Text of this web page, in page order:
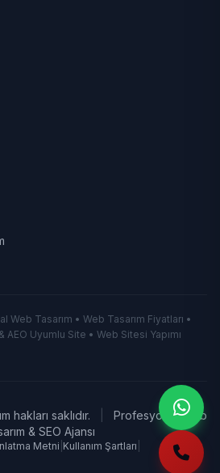
Web Tasarım • Web Tasarım Fiyatları •
Uyumlu Site • Web Sitesi Yapımı
hakları saklıdır.
Profesyonel Web
& SEO Ajansı
Metni Kullanım Şartları